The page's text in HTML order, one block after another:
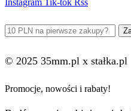
Instagram Tik-tok Rss
© 2025 35mm.pl x stałka.pl
Promocje, nowości i rabaty!